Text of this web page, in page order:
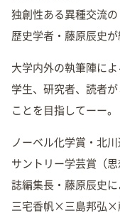
独創性ある異種交流の
歴史学者・藤原辰史
大学内外の執筆陣に
学生、研究者、読者
ことを目指してーー。
ノーベル化学賞・北
サントリー学芸賞（
誌編集長・藤原辰史に
三宅香帆×三島邦弘×